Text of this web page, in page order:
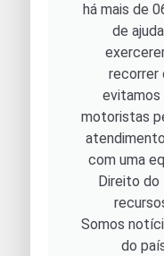
há mais de
de
recorrer
evitamos
motoristas
com uma
Direito do
Somos
do